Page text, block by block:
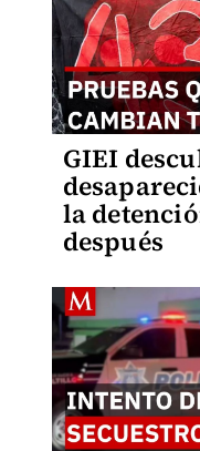
GIEI
la
después